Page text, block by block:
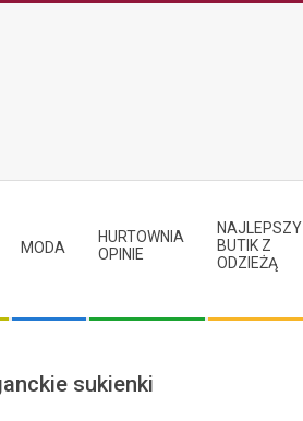
MODA
HURTOWNIA
OPINIE
NAJLEPSZY
BUTIK Z
ODZIEŻĄ
sukienki